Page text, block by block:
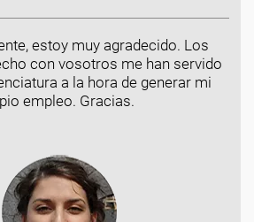
estoy muy agradecido. Los
con vosotros me han servido
a la hora de generar mi
empleo. Gracias.